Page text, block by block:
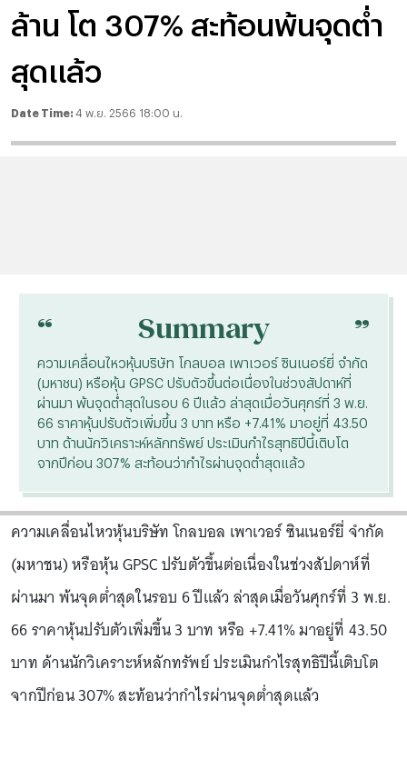
ล้าน โต 307% สะท้อนพ้นจุดต่ำ
สุดแล้ว
Date Time: 4 พ.ย. 2566 18:00 น.
“ Summary “
ความเคลื่อนไหวหุ้นบริษัท โกลบอล เพาเวอร์ ซินเนอร์ยี่ จำกัด
(มหาชน) หรือหุ้น GPSC ปรับตัวขึ้นต่อเนื่องในช่วงสัปดาห์ที่
ผ่านมา พ้นจุดต่ำสุดในรอบ 6 ปีแล้ว ล่าสุดเมื่อวันศุกร์ที่ 3 พ.ย.
66 ราคาหุ้นปรับตัวเพิ่มขึ้น 3 บาท หรือ +7.41% มาอยู่ที่ 43.50
บาท ด้านนักวิเคราะห์หลักทรัพย์ ประเมินกำไรสุทธิปีนี้เติบโต
จากปีก่อน 307% สะท้อนว่ากำไรผ่านจุดต่ำสุดแล้ว
ความเคลื่อนไหวหุ้นบริษัท โกลบอล เพาเวอร์ ซินเนอร์ยี่ จำกัด
(มหาชน) หรือหุ้น GPSC ปรับตัวขึ้นต่อเนื่องในช่วงสัปดาห์ที่
ผ่านมา พ้นจุดต่ำสุดในรอบ 6 ปีแล้ว ล่าสุดเมื่อวันศุกร์ที่ 3 พ.ย.
66 ราคาหุ้นปรับตัวเพิ่มขึ้น 3 บาท หรือ +7.41% มาอยู่ที่ 43.50
บาท ด้านนักวิเคราะห์หลักทรัพย์ ประเมินกำไรสุทธิปีนี้เติบโต
จากปีก่อน 307% สะท้อนว่ากำไรผ่านจุดต่ำสุดแล้ว